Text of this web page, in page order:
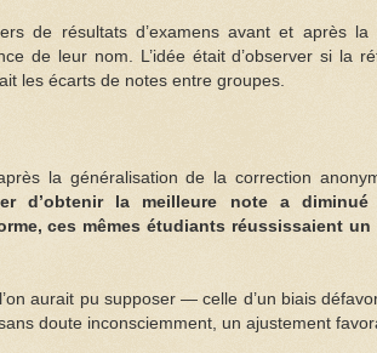
de résultats d’examens avant et après
de leur nom. L’idée était d’observer si la
les écarts de notes entre groupes.
la généralisation de la correction
d’obtenir la meilleure note a
ces mêmes étudiants réussissaient
aurait pu supposer — celle d’un biais
doute inconsciemment, un ajustement